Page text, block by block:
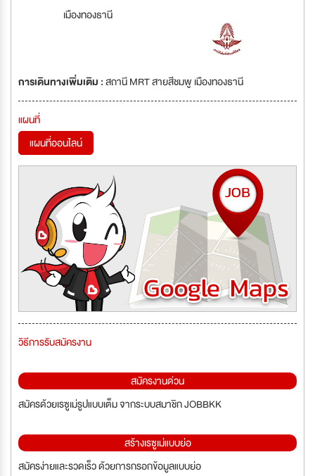
เมืองทองธานี
การเดินทางเพิ่มเติม :สถานี MRT สายสีชมพู เมืองทองธานี
แผนที่
แผนที่ออนไลน์
วิธีการรับสมัครงาน
สมัครงานด่วน
สมัครด้วยเรซูเม่รูปแบบเต็ม จากระบบสมาชิก JOBBKK
สร้างเรซูเม่แบบย่อ
สมัครง่ายและรวดเร็ว ด้วยการกรอกข้อมูลแบบย่อ